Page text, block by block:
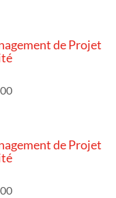
de Projet
de Projet